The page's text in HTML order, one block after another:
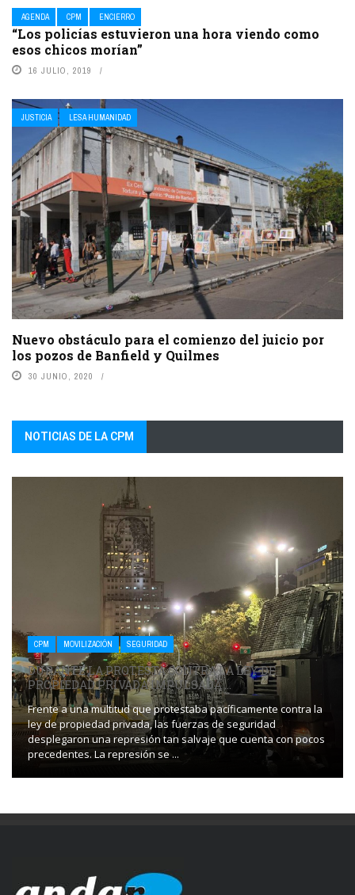
AGENDA CPM ENCIERRO
“Los policías estuvieron una hora viendo como
esos chicos morían”
16 JULIO, 2019
JUSTICIA LESA HUMANIDAD
Nuevo obstáculo para el comienzo del juicio por
los pozos de Banfield y Quilmes
30 JUNIO, 2020
NOTICIAS DE LA CPM
CPM MOVILIZACIÓN SEGURIDAD
DURANTE LA PROTESTA CONTRA LA LEY DE
PROPIEDAD PRIVADA IMPULSADA ...
Frente a una multitud que protestaba pacíficamente contra la
ley de propiedad privada, las fuerzas de seguridad
desplegaron una represión tan salvaje que cuenta con pocos
precedentes. La represión se ...